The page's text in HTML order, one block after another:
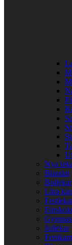
Nya
Blandat
Bollekar
Lära
Förskola
Jullekar